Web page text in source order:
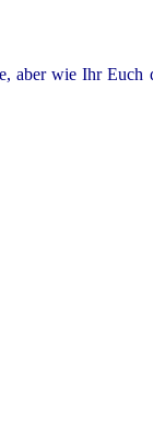
wie Ihr